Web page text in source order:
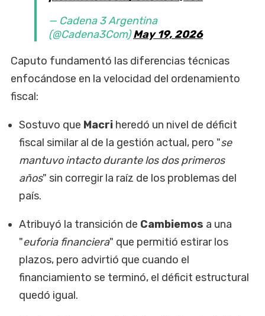
— Cadena 3 Argentina
(@Cadena3Com)May 19, 2026
Caputo fundamentó las diferencias técnicas
enfocándose en la velocidad del ordenamiento
fiscal:
Sostuvo que Macri heredó un nivel de déficit
fiscal similar al de la gestión actual, pero "se
mantuvo intacto durante los dos primeros
años" sin corregir la raíz de los problemas del
país.
Atribuyó la transición de Cambiemos a una
"euforia financiera" que permitió estirar los
plazos, pero advirtió que cuando el
financiamiento se terminó, el déficit estructural
quedó igual.